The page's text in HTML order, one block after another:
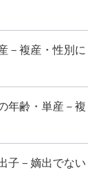
－複産・性別に
年齢・単産－複
子－嫡出でない